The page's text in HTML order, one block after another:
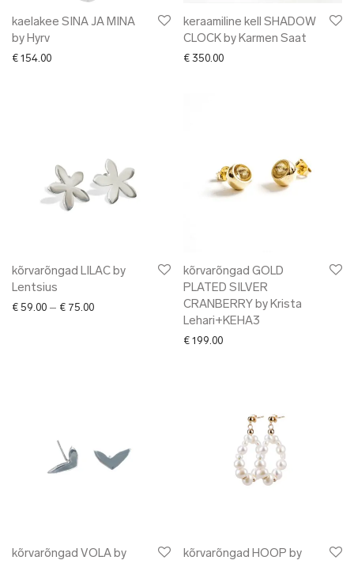
kaelakee SINA JA MINA
by Hyrv
€ 154.00
keraamiline kell SHADOW
CLOCK by Karmen Saat
€ 350.00
kõrvarõngad LILAC by
Lentsius
€ 59.00 – € 75.00Price range: € 59.00 through € 75.00
kõrvarõngad GOLD
PLATED SILVER
CRANBERRY by Krista
Lehari+KEHA3
€ 199.00
kõrvarõngad VOLA by
kõrvarõngad HOOP by